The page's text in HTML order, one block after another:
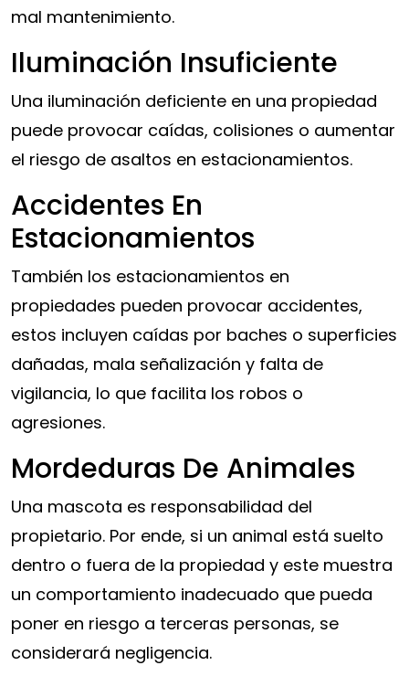
mal mantenimiento.
Iluminación Insuficiente
Una iluminación deficiente en una propiedad
puede provocar caídas, colisiones o aumentar
el riesgo de asaltos en estacionamientos.
Accidentes En
Estacionamientos
También los estacionamientos en
propiedades pueden provocar accidentes,
estos incluyen caídas por baches o superficies
dañadas, mala señalización y falta de
vigilancia, lo que facilita los robos o
agresiones.
Mordeduras De Animales
Una mascota es responsabilidad del
propietario. Por ende, si un animal está suelto
dentro o fuera de la propiedad y este muestra
un comportamiento inadecuado que pueda
poner en riesgo a terceras personas, se
considerará negligencia.